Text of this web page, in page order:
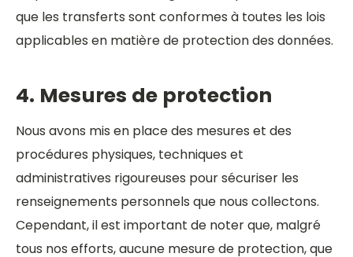
que les transferts sont conformes à toutes les lois
applicables en matière de protection des données.
4. Mesures de protection
Nous avons mis en place des mesures et des
procédures physiques, techniques et
administratives rigoureuses pour sécuriser les
renseignements personnels que nous collectons.
Cependant, il est important de noter que, malgré
tous nos efforts, aucune mesure de protection, que